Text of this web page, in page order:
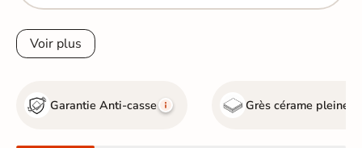
Voir plus
Garantie Anti-casse Grès cérame pleine